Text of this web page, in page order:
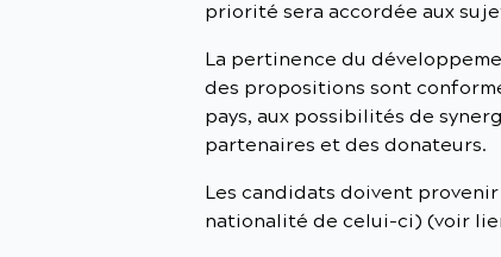
priorité sera accordée aux
La pertinence du
des propositions sont
pays, aux possibilités de
partenaires et des donateurs.
Les candidats doivent
nationalité de celui-ci) (voir